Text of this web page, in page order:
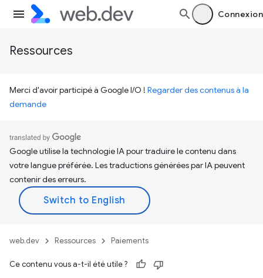
Connexion
Ressources
Merci d'avoir participé à Google I/O ! Regarder des contenus à la
demande
Google utilise la technologie IA pour traduire le contenu dans
votre langue préférée. Les traductions générées par IA peuvent
contenir des erreurs.
web.dev Ressources Paiements
Ce contenu vous a-t-il été utile ?